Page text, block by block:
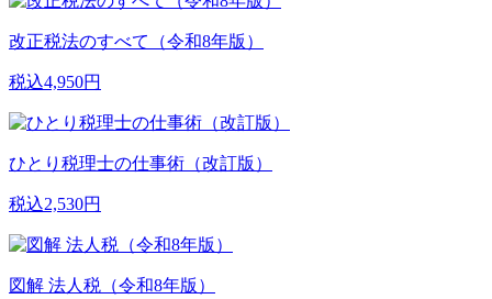
改正税法のすべて（令和8年版）
税込4,950円
ひとり税理士の仕事術（改訂版）
税込2,530円
図解 法人税（令和8年版）